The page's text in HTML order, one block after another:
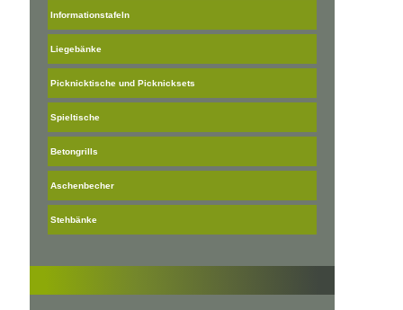
Informationstafeln
Liegebänke
Picknicktische und Picknicksets
Spieltische
Betongrills
Aschenbecher
Stehbänke